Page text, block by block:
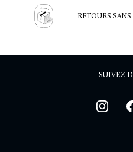
RETOURS SANS
SUIVEZ